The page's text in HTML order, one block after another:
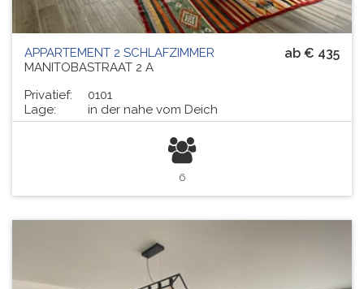
ab € 435
APPARTEMENT 2 SCHLAFZIMMER
MANITOBASTRAAT 2 A
Privatief:
0101
Lage:
in der nahe vom Deich
6